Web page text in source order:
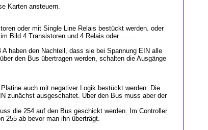
Karten ansteuern.
oder mit Single Line Relais bestückt werden. oder
Bild 4 Transistoren und 4 Relais oder........
haben den Nachteil, dass sie bei Spannung EIN alle
den Bus übertragen werden, schalten die Ausgänge
auch mit negativer Logik bestückt werden. Die
zunächst ausgeschaltet. Über den Bus muss aber der
die 254 auf den Bus geschickt werden. Im Controller
255 ab bevor man ihn überträgt.